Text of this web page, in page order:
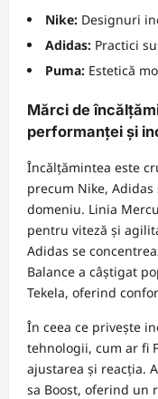
Nike: Designuri
Adidas: Practici
Puma: Estetică
Mărci de
performanței și
Încălțămintea este
precum Nike,
domeniu. Linia
pentru viteză și
Adidas se
Balance a câștigat
Tekela, oferind
În ceea ce privește
tehnologii, cum ar fi
ajustarea și reacția.
sa Boost, oferind un